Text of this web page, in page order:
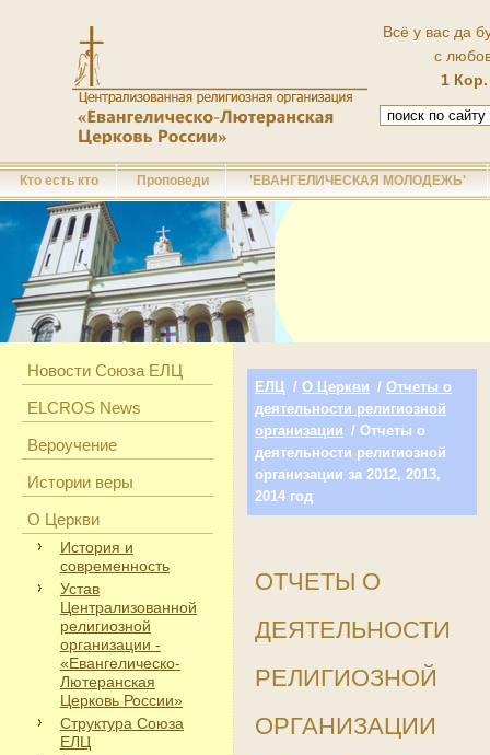
Всё у вас да
с
1
Кто есть кто Проповеди 'ЕВАНГЕЛИЧЕСКАЯ МОЛОДЕЖЬ'
Новости Союза ЕЛЦ
ELCROS News
Вероучение
Истории веры
О Церкви
История и
современность
Устав
Централизованной
религиозной
организации -
«Евангелическо-
Лютеранская
Церковь России»
Структура Союза
ЕЛЦ
ЕЛЦ / О Церкви / Отчеты о
деятельности религиозной
организации / Отчеты о
деятельности религиозной
организации за 2012, 2013,
2014 год
ОТЧЕТЫ О
ДЕЯТЕЛЬНОСТИ
РЕЛИГИОЗНОЙ
ОРГАНИЗАЦИИ